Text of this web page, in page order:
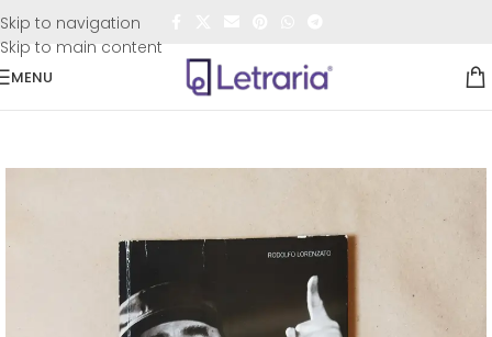
Skip to navigation
Skip to main content
FRETE GRÁTIS
MENU